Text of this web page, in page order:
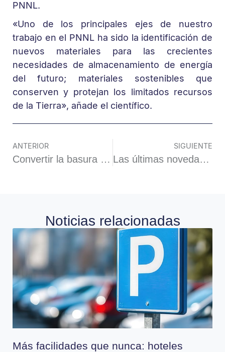
PNNL.
«Uno de los principales ejes de nuestro
trabajo en el PNNL ha sido la identificación de
nuevos materiales para las crecientes
necesidades de almacenamiento de energía
del futuro; materiales sostenibles que
conserven y protejan los limitados recursos
de la Tierra», añade el científico.
ANTERIOR
Convertir la basura plástica en un tesoro químico ya es posible
SIGUIENTE
Las últimas novedades y los mejores productos y maquinaria reunidos en un certamen único
Noticias relacionadas
Más facilidades que nunca: hoteles